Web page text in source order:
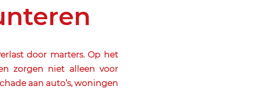
door marters. Op het
zorgen niet alleen voor
aan auto’s, woningen